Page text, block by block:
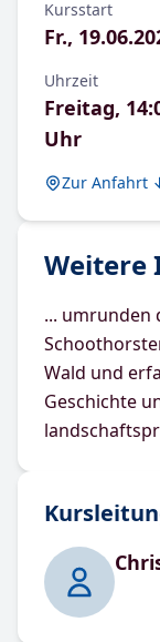
Kursstart
Fr.,
Uhrzeit
Freitag,
Uhr
Zur Anfahrt
Weitere
... umrunden
Wald und
Geschichte